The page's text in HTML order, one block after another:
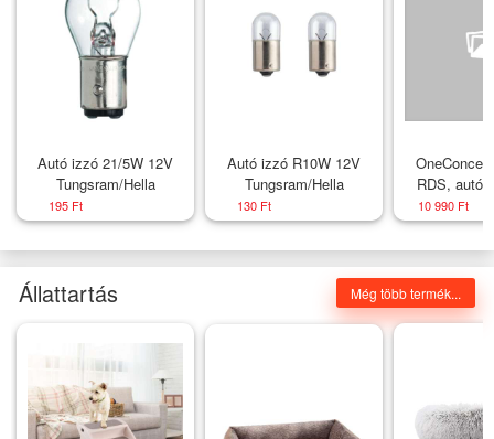
Autó izzó 21/5W 12V
Tungsram/Hella
195 Ft
Autó izzó R10W 12V
Tungsram/Hella
130 Ft
RDS,
USB,
Pre-
10 990 Ft
Állattartás Még több termék...